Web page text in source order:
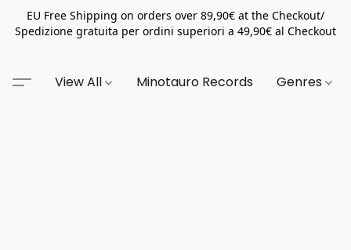
EU Free Shipping on orders over 89,90€ at the Checkout/
Spedizione gratuita per ordini superiori a 49,90€ al Checkout
View All Minotauro Records Genres